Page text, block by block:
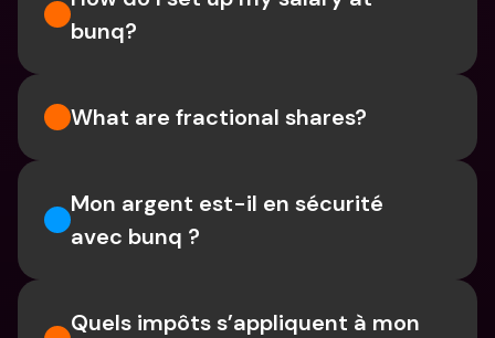
bunq?
What are fractional shares?
Mon argent est-il en sécurité
avec bunq ?
Quels impôts s’appliquent à mon